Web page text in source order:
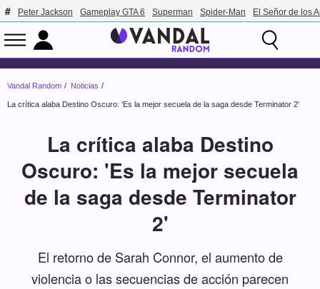
Peter Jackson Gameplay GTA 6 Superman Spider-Man El Señor de los
Vandal Random Noticias
La crítica alaba Destino Oscuro: 'Es la mejor secuela de la saga desde Terminator 2'
La crítica alaba Destino
Oscuro: 'Es la mejor secuela
de la saga desde Terminator
2'
El retorno de Sarah Connor, el aumento de
violencia o las secuencias de acción parecen